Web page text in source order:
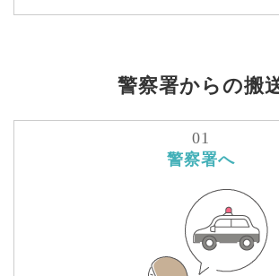
警察署からの搬
警察署へ